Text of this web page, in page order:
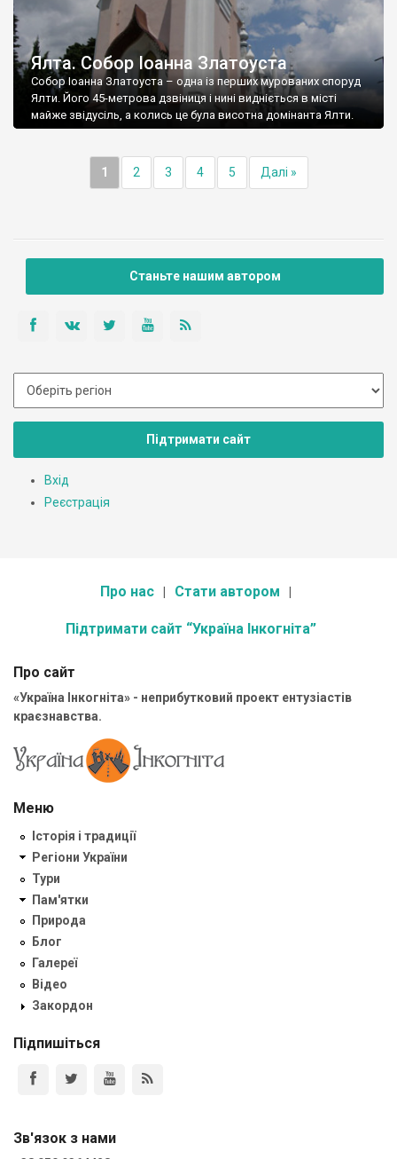
Ялта. Собор Іоанна Златоуста
Собор Іоанна Златоуста – одна із перших мурованих споруд
Ялти. Його 45-метрова дзвіниця і нині видніється в місті
майже звідусіль, а колись це була висотна домінанта Ялти.
1 2 3 4 5 Далі »
Станьте нашим автором
Підтримати сайт
Вхід
Реєстрація
Про нас Стати автором
Підтримати сайт “Україна Інкогніта”
Про сайт
«Україна Інкогніта» - неприбутковий проект ентузіастів
краєзнавства.
Меню
Історія і традиції
Регіони України
Тури
Пам'ятки
Природа
Блог
Галереї
Відео
Закордон
Підпишіться
Зв'язок з нами